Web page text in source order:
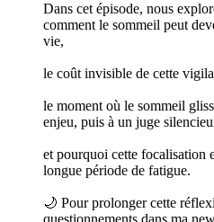
Dans cet épisode, nous
comment le sommeil peut
vie,
le coût invisible de cette
le moment où le sommeil
enjeu, puis à un juge
et pourquoi cette focalisation
longue période de fatigue.
🌙 Pour prolonger cette